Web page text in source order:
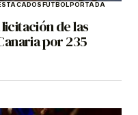
FÚTBOLPORTADA
de las
por 235